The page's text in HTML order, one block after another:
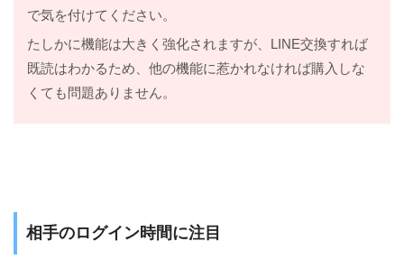
で気を付けてください。
たしかに機能は大きく強化されますが、LINE交換すれば
既読はわかるため、他の機能に惹かれなければ購入しな
くても問題ありません。
相手のログイン時間に注目